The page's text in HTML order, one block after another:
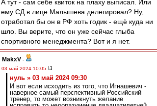
А тут - сам себе квиток на плаху выписал. Или
ему СД в лице Малышева делегировал? Ну,
отработал бы он в РФ хоть годик - ещё куда ни
шло. Вы верите, что он уже сейчас глыба
спортивного менеджмента? Вот и я нет.
MakxV -
03 май 2024 10:05
нуль » 03 май 2024 09:30
И вот если исходить из того, что Игнашевич -
наверное самый перспективный Российский
тренер, то может возникнуть желание